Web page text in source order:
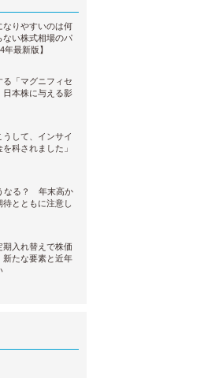
なりやすいのは何
い株式相場のパ
年最新版】
る「マグニフィセ
本株に与える影
うして、インサイ
科されました」
なる？ 年末高か
待とともに注意し
期入れ替えで株価
たな要素と近年